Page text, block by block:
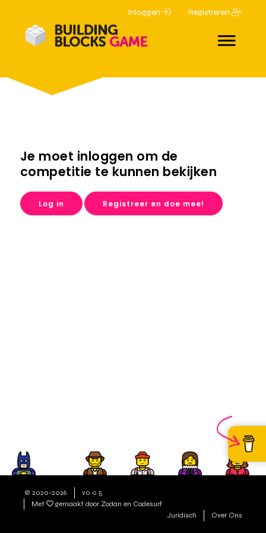
Inloggen Registreren
Je moet inloggen om de
competitie te kunnen bekijken
Log in Registreer en doe mee!
© 2020-2026
v0.0.5
Met
gemaakt door Zodan en Codesurf
Juridisch
Over Ons